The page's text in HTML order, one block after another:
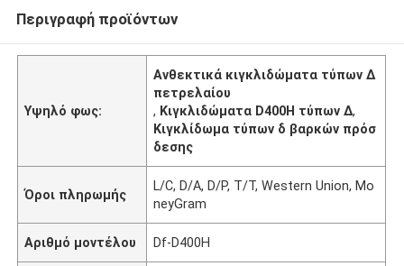
Περιγραφή προϊόντων
Υψηλό φως:
Ανθεκτικά κιγκλιδώματα τύπων Δ
πετρελαίου
, Κιγκλιδώματα D400H τύπων Δ,
Κιγκλίδωμα τύπων δ βαρκών πρόσ
δεσης
Όροι πληρωμής
L/C, D/A, D/P, T/T, Western Union, Mo
neyGram
Αριθμό μοντέλου Df-D400H